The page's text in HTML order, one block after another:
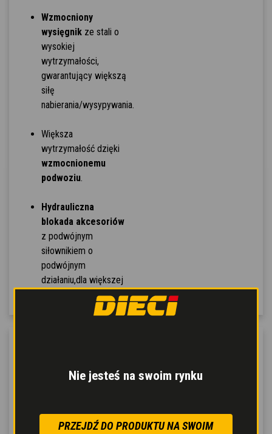
Nie jesteś na swoim rynku
PRZEJDŹ DO PRODUKTU NA SWOIM
Wzmocniony
wysięgnikze stali o
wysokiej
wytrzymałości,
gwarantujący większą
siłę
nabierania/wysypywania.
Większa
wytrzymałość dzięki
wzmocnionemu
podwoziu.
Hydrauliczna
blokada akcesoriów
z podwójnym
siłownikiem o
podwójnym
działaniu,dla większej